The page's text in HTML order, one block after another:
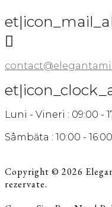

Luni - Vineri : 09:00 -
Sâmbăta : 10:00 - 16:00
Copyright © 2026
rezervate.